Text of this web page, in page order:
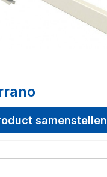
samenstellen